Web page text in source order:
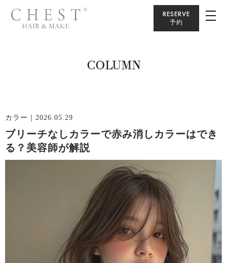
RESERVE
予約
COLUMN
カラー ｜2026.05.29
ブリーチなしカラーで赤み消しカラーはでき
る？美容師が解説